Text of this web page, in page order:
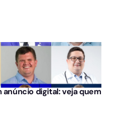
digital: veja quem